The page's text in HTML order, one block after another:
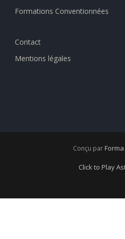
Formations Conventionnées
Contact
Mentions légales
Conçu par
Click to Play